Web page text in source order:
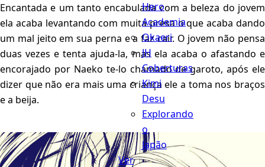
Hero
Academia
Okaeri
JH
Coberturas
Kimi
Desu
Explorando
o
Japão
Ver
Encantada e um tanto encabulada com a beleza do jovem
ela acaba levantando com muita presa o que acaba dando
um mal jeito em sua perna e a faz cair. O jovem não pensa
duas vezes e tenta ajuda-la, mas ela acaba o afastando e
encorajado por Naeko te-lo chamado de garoto, após ele
dizer que não era mais uma criança ele a toma nos braços
e a beija.